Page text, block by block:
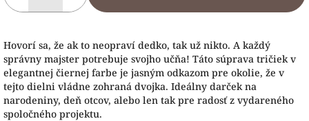
Hovorí sa, že ak to neopraví dedko, tak už nikto. A každý
správny majster potrebuje svojho učňa! Táto súprava tričiek v
elegantnej čiernej farbe je jasným odkazom pre okolie, že v
tejto dielni vládne zohraná dvojka. Ideálny darček na
narodeniny, deň otcov, alebo len tak pre radosť z vydareného
spoločného projektu.